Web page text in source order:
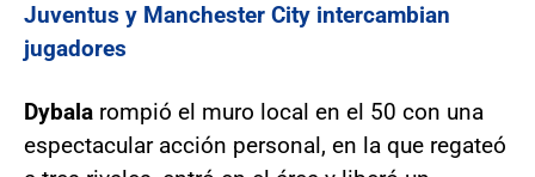
Juventus y Manchester City intercambian
jugadores
Dybala rompió el muro local en el 50 con una
espectacular acción personal, en la que regateó